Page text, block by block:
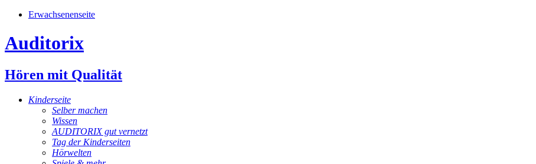
Erwachsenenseite
Auditorix
Hören mit Qualität
Kinderseite
Selber machen
Wissen
AUDITORIX gut vernetzt
Tag der Kinderseiten
Hörwelten